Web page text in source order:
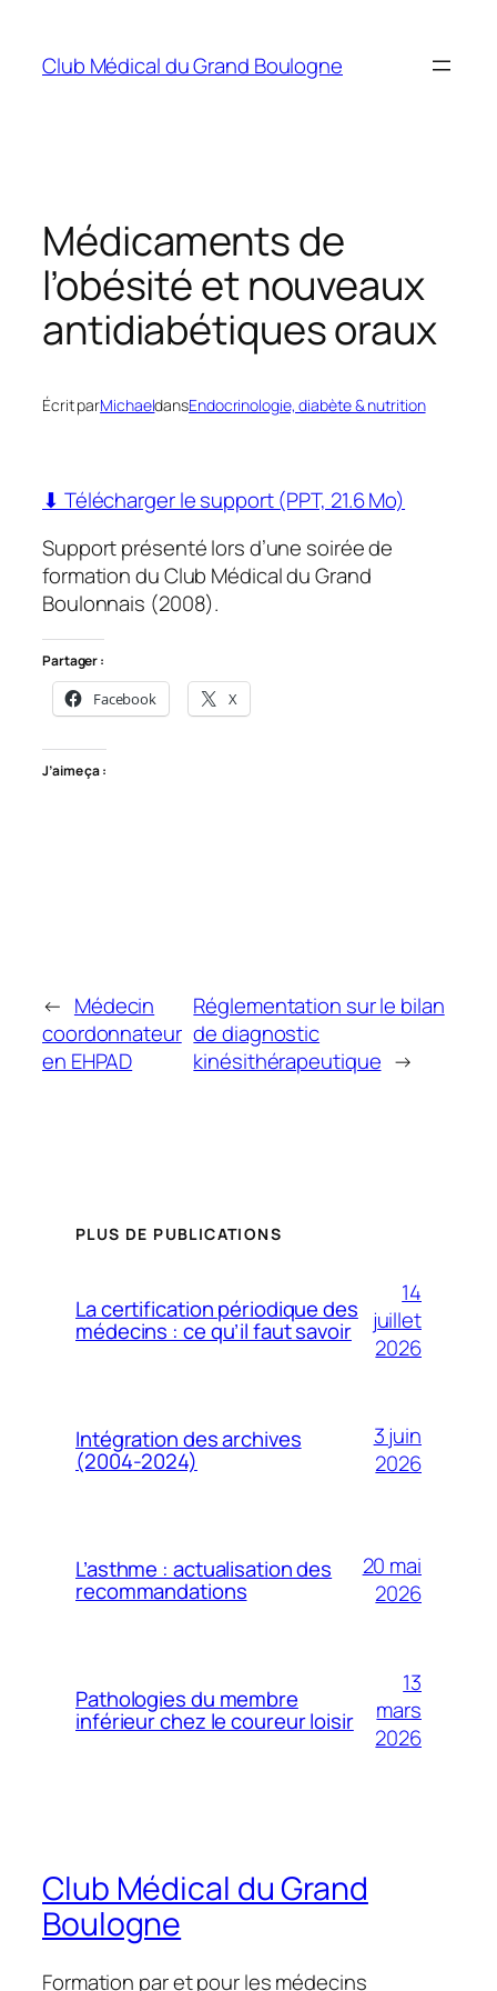
contenu
Club Médical du Grand Boulogne
Médicaments de
l’obésité et nouveaux
antidiabétiques oraux
Écrit parMichaeldansEndocrinologie, diabète & nutrition
⬇ Télécharger le support (PPT, 21.6 Mo)
Support présenté lors d’une soirée de
formation du Club Médical du Grand
Boulonnais (2008).
Partager :
Facebook X
J’aime ça :
← Médecin
coordonnateur
en EHPAD
Réglementation sur le bilan
de diagnostic
kinésithérapeutique →
PLUS DE PUBLICATIONS
La certification périodique des
médecins : ce qu’il faut savoir
14
juillet
2026
Intégration des archives
(2004-2024)
3 juin
2026
L’asthme : actualisation des
recommandations
20 mai
2026
Pathologies du membre
inférieur chez le coureur loisir
13
mars
2026
Club Médical du Grand
Boulogne
Formation par et pour les médecins